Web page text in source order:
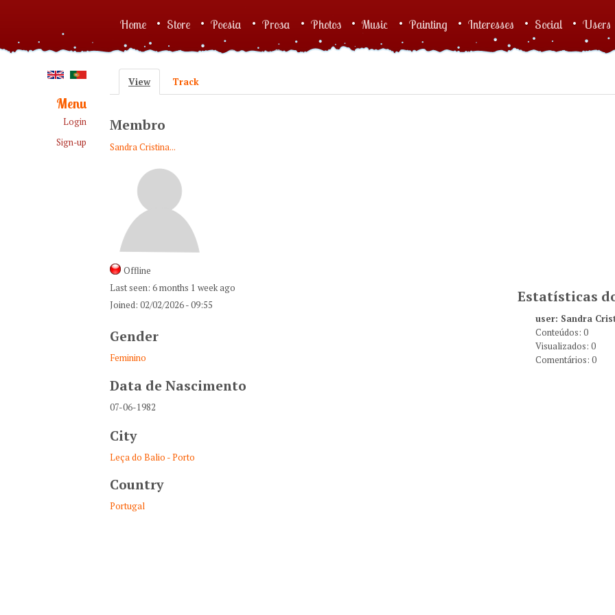
Main menu
Home Store Poesia Prosa Photos Music Painting Interesses Social Users
Menu
Login
Sign-up
Primary tabs
View(active tab)
Track
Membro
Sandra Cristina...
Offline
Last seen: 6 months 1 week ago
Joined: 02/02/2026 - 09:55
Gender
Feminino
Data de Nascimento
07-06-1982
City
Leça do Balio - Porto
Country
Portugal
Estatísticas
user: Sandra
Conteúdos: 0
Visualizados: 0
Comentários: 0